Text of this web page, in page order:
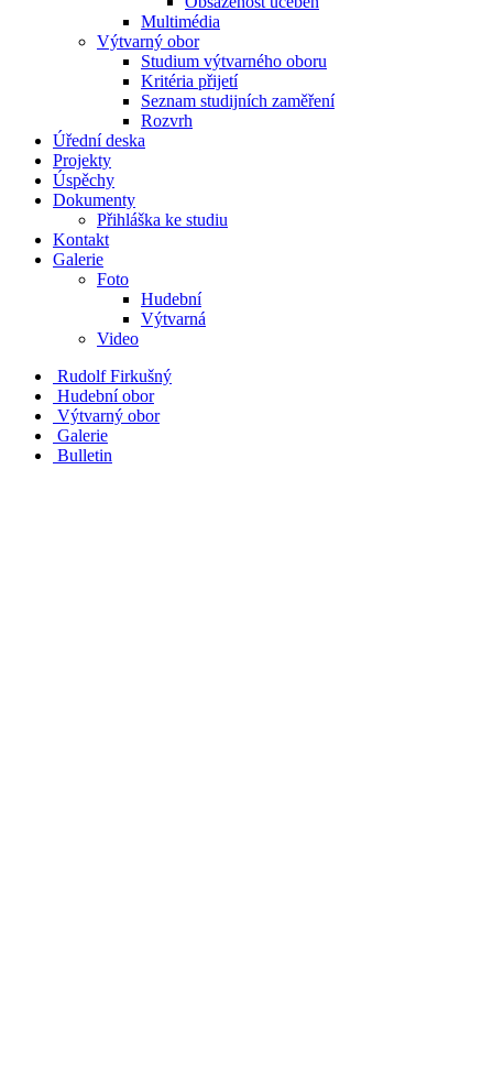
Multimédia
Výtvarný obor
Studium výtvarného oboru
Kritéria přijetí
Seznam studijních zaměření
Rozvrh
Úřední deska
Projekty
Úspěchy
Dokumenty
Přihláška ke studiu
Kontakt
Galerie
Foto
Hudební
Výtvarná
Video
Rudolf Firkušný
Hudební obor
Výtvarný obor
Galerie
Bulletin